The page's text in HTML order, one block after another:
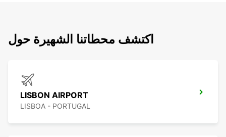
اكتشف محطاتنا الشهيرة حول
LISBON AIRPORT
LISBOA - PORTUGAL